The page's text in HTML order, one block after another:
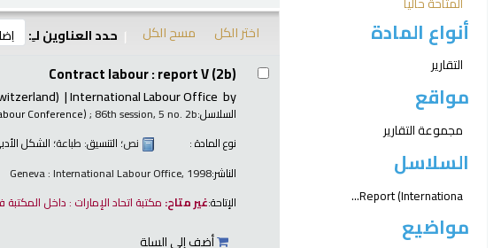
أنواع المادة
التقارير
مواقع
مجموعة التقارير
السلاسل
Report (Internationa...
مواضيع
اختر الكل مسح الكل حدد العناوين لـِ:
نتائج Contract labour : report V (2b)
by
International Labour Office
السلاسل: Conference); 86th session, 5 no. 2b
نوع المادة :
نص؛ التنسيق: طباعة؛ الشكل
الناشر:Geneva : International Labour Office, 1998
الإتاحة:غير متاح: مكتبة اتحاد الإمارات : داخل
أضف إلى السلة